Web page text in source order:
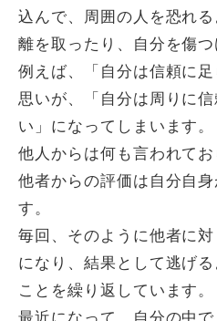
込んで、周囲の人を恐れ
離を取ったり、自分を傷つ
例えば、「自分は信頼に
思いが、「自分は周りに
い」になってしまいます。
他人からは何も言われて
他者からの評価は自分自
す。
毎回、そのように他者に
になり、結果として逃げ
ことを繰り返しています。